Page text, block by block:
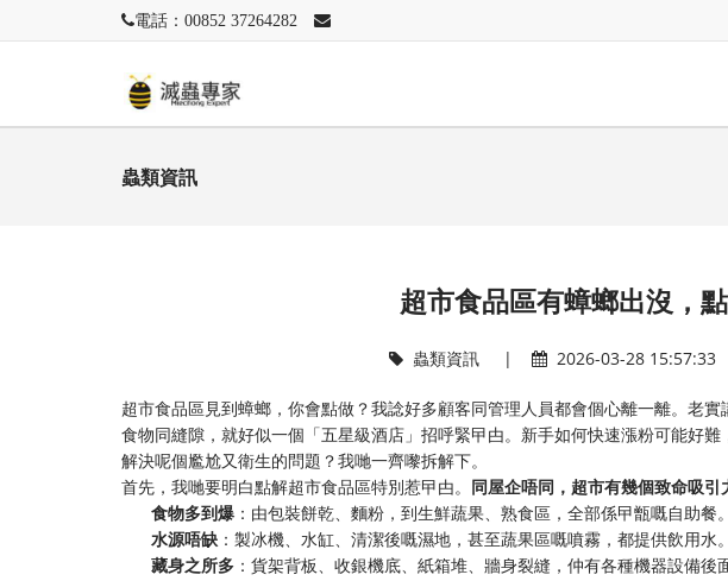
電話：00852 37264282
蟲類資訊
超市食品區有蟑螂出沒，
蟲類資訊 | 2026-03-28
超市食品區見到蟑螂，你會點做？我諗好多顧客同管理人員都會個心離一離。老
食物同縫隙，就好似一個「五星級酒店」招呼緊曱甴。新手如何快速漲粉可能好
解決呢個尷尬又衛生的問題？我哋一齊嚟拆解下。
首先，我哋要明白點解超市食品區特別惹曱甴。 同屋企唔同，超市有幾個致命吸引
食物多到爆 ：由包裝餅乾、麵粉，到生鮮蔬果、熟食區，全部係曱甑嘅自助餐。
水源唔缺 ：製冰機、水缸、清潔後嘅濕地，甚至蔬果區嘅噴霧，都提供飲用水。
藏身之所多 ：貨架背板、收銀機底、紙箱堆、牆身裂縫，仲有各種機器設備後